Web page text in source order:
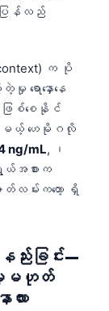
ပြန်လည်
က ပို
ရောနှောနေ
ဖြစ်စေနိုင်
မယ့် ဟေမိုဂလို
ng/mL, ၊
အစားက
မ်းကတော့ ရှိ
ည်းခြင်း—
မှမဟုတ်
ား